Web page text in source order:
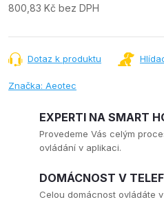
800,83 Kč bez DPH
cena:
Dotaz k produktu
Značka: Aeotec
EXPERTI NA SMART
Provedeme Vás celým
ovládání v aplikaci.
DOMÁCNOST V
Celou domácnost ovládáte